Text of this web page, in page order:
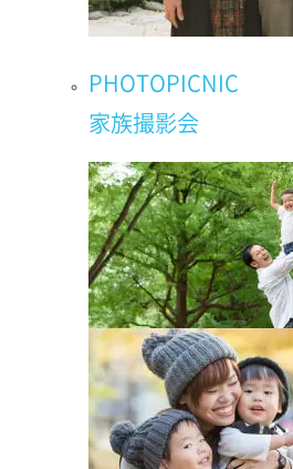
PHOTOPICNIC
家族撮影会
2025.6.19
All/お宮参り